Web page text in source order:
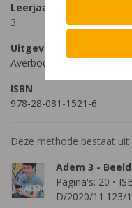
Leerjaar
3
Uitgeverij
Averbode
ISBN
978-28-081-1521-6
Deze methode bestaat
Adem 3 -
Pagina's: 20 •
D/2020/11.123/